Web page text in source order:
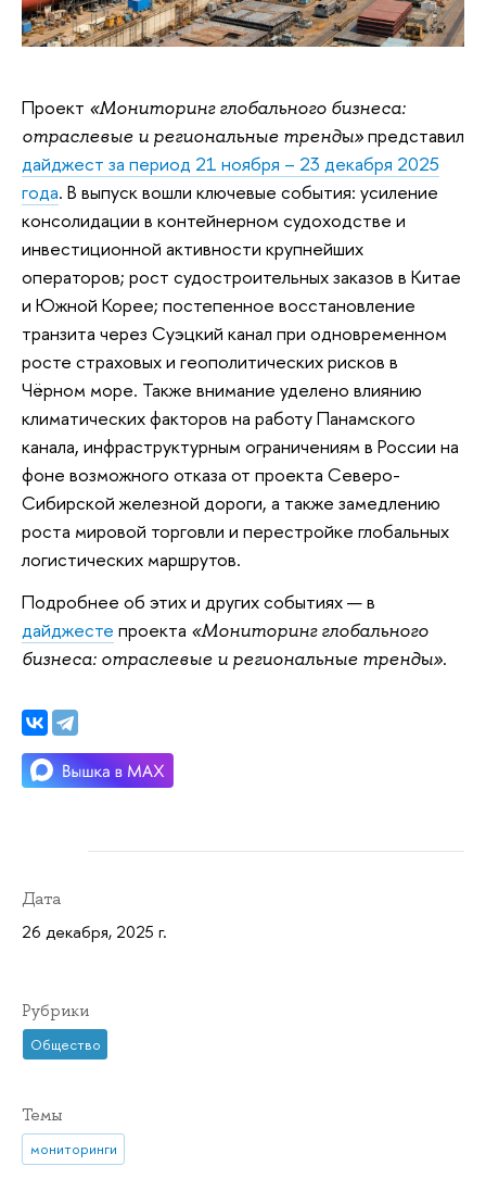
Проект «Мониторинг глобального бизнеса:
отраслевые и региональные тренды»представил
дайджест за период 21 ноября – 23 декабря 2025
года. В выпуск вошли ключевые события: усиление
консолидации в контейнерном судоходстве и
инвестиционной активности крупнейших
операторов; рост судостроительных заказов в Китае
и Южной Корее; постепенное восстановление
транзита через Суэцкий канал при одновременном
росте страховых и геополитических рисков в
Чёрном море. Также внимание уделено влиянию
климатических факторов на работу Панамского
канала, инфраструктурным ограничениям в России на
фоне возможного отказа от проекта Северо-
Сибирской железной дороги, а также замедлению
роста мировой торговли и перестройке глобальных
логистических маршрутов.
Подробнее об этих и других событиях — в
дайджесте проекта «Мониторинг глобального
бизнеса: отраслевые и региональные тренды».
Дата
26 декабря, 2025 г.
Рубрики
Общество
Темы
мониторинги